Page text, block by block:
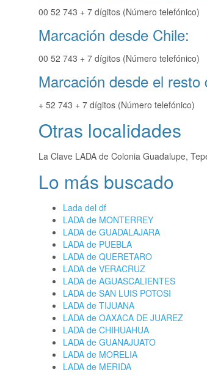
00 52 743 + 7 dígitos (Número telefónico)
Marcación desde Chile:
00 52 743 + 7 dígitos (Número telefónico)
Marcación desde el resto
+ 52 743 + 7 dígitos (Número telefónico)
Otras localidades
La Clave LADA de Colonia Guadalupe,
Lo más buscado
Lada del df
LADA de MONTERREY
LADA de GUADALAJARA
LADA de PUEBLA
LADA de QUERETARO
LADA de VERACRUZ
LADA de AGUASCALIENTES
LADA de SAN LUIS POTOSI
LADA de TIJUANA
LADA de OAXACA DE JUAREZ
LADA de CHIHUAHUA
LADA de GUANAJUATO
LADA de MORELIA
LADA de MERIDA